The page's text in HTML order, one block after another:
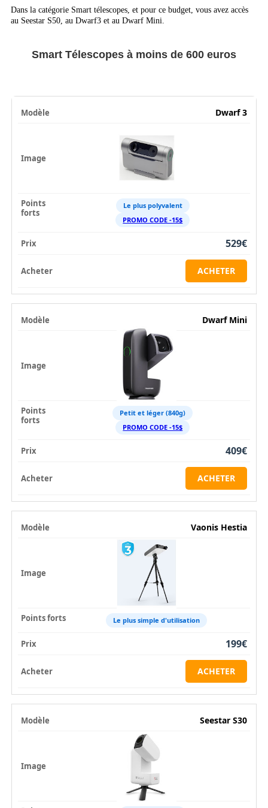
Dans la catégorie Smart télescopes, et pour ce budget, vous avez accès
au Seestar S50, au Dwarf3 et au Dwarf Mini.
Smart Télescopes à moins de 600 euros
Dwarf 3
Le plus polyvalent
PROMO CODE -15$
529€
ACHETER
Dwarf Mini
Petit et léger (840g)
PROMO CODE -15$
409€
ACHETER
Vaonis Hestia
Le plus simple d'utilisation
199€
ACHETER
Seestar S30